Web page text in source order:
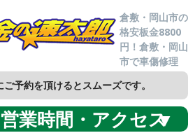
倉敷・岡山市の
格安板金8800
円！倉敷・岡山
市で車傷修理
予約を頂けるとスムーズです。
業時間・アクセス
▼